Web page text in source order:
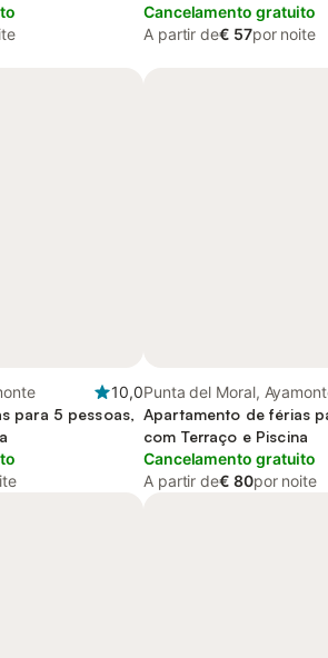
Cancelamento gratuito
A partir de€ 57por noite
10,0
para 5 pessoas,
Punta del Moral,
Apartamento de férias
com Terraço e Piscina
Cancelamento gratuito
A partir de€ 80por noite